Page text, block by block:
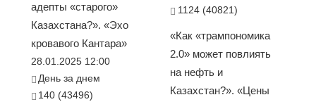
адепты «старого»
Казахстана?». «Эхо
кровавого Кантара»
28.01.2025 12:00
День за днем
140 (43496)
1124 (40821)
«Как «трампономика
2.0» может повлиять
на нефть и
Казахстан?». «Цены